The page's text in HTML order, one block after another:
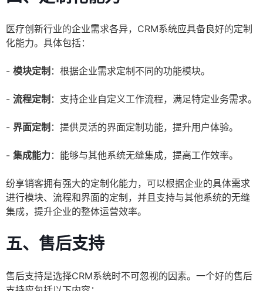
医疗创新行业的企业需求各异，CRM系统应具备良好的定制
化能力。具体包括：
- 模块定制 ：根据企业需求定制不同的功能模块。
- 流程定制 ：支持企业自定义工作流程，满足特定业务需求。
- 界面定制 ：提供灵活的界面定制功能，提升用户体验。
- 集成能力：能够与其他系统无缝集成，提高工作效率。
纷享销客拥有强大的定制化能力，可以根据企业的具体需求
进行模块、流程和界面的定制，并且支持与其他系统的无缝
集成，提升企业的整体运营效率。
五、售后支持
售后支持是选择CRM系统时不可忽视的因素。一个好的售后